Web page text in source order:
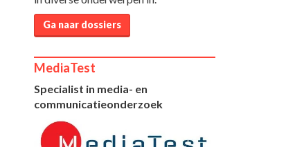
Ga naar dossiers
MediaTest
Specialist in media- en
communicatieonderzoek